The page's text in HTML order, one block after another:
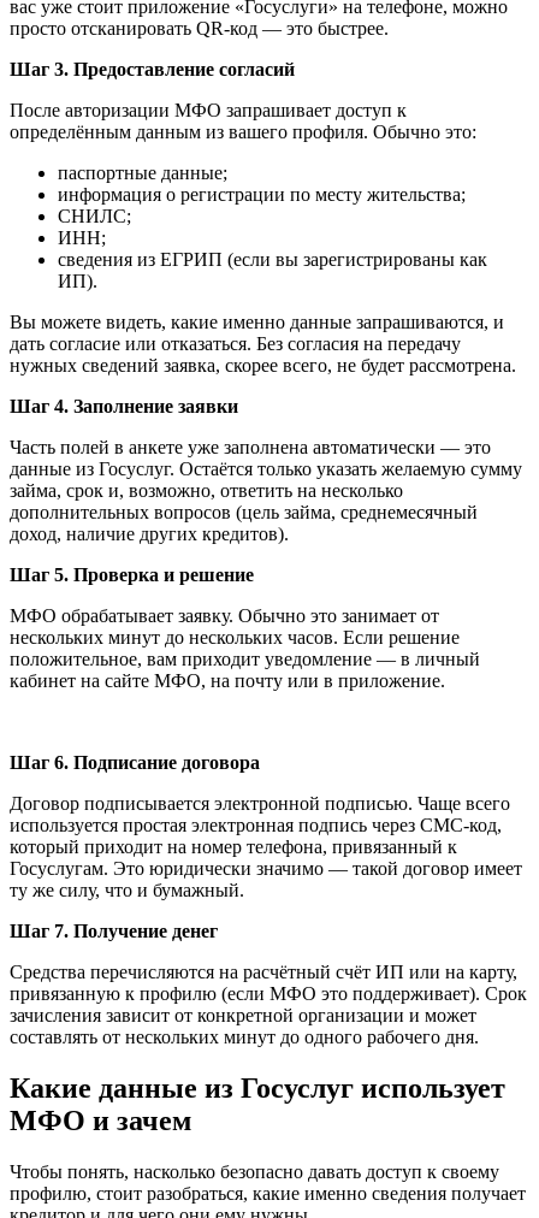
вас уже стоит приложение «Госуслуги» на телефоне, можно
просто отсканировать QR-код — это быстрее.
Шаг 3. Предоставление согласий
После авторизации МФО запрашивает доступ к
определённым данным из вашего профиля. Обычно это:
паспортные данные;
информация о регистрации по месту жительства;
СНИЛС;
ИНН;
сведения из ЕГРИП (если вы зарегистрированы как
ИП).
Вы можете видеть, какие именно данные запрашиваются, и
дать согласие или отказаться. Без согласия на передачу
нужных сведений заявка, скорее всего, не будет рассмотрена.
Шаг 4. Заполнение заявки
Часть полей в анкете уже заполнена автоматически — это
данные из Госуслуг. Остаётся только указать желаемую сумму
займа, срок и, возможно, ответить на несколько
дополнительных вопросов (цель займа, среднемесячный
доход, наличие других кредитов).
Шаг 5. Проверка и решение
МФО обрабатывает заявку. Обычно это занимает от
нескольких минут до нескольких часов. Если решение
положительное, вам приходит уведомление — в личный
кабинет на сайте МФО, на почту или в приложение.
Шаг 6. Подписание договора
Договор подписывается электронной подписью. Чаще всего
используется простая электронная подпись через СМС-код,
который приходит на номер телефона, привязанный к
Госуслугам. Это юридически значимо — такой договор имеет
ту же силу, что и бумажный.
Шаг 7. Получение денег
Средства перечисляются на расчётный счёт ИП или на карту,
привязанную к профилю (если МФО это поддерживает). Срок
зачисления зависит от конкретной организации и может
составлять от нескольких минут до одного рабочего дня.
Какие данные из Госуслуг использует
МФО и зачем
Чтобы понять, насколько безопасно давать доступ к своему
профилю, стоит разобраться, какие именно сведения получает